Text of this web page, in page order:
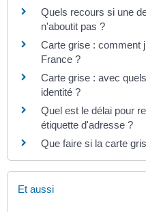
Quels recours si une
n'aboutit pas ?
Carte grise : comment
France ?
Carte grise : avec
identité ?
Quel est le délai pour
étiquette d'adresse ?
Que faire si la carte
Et aussi